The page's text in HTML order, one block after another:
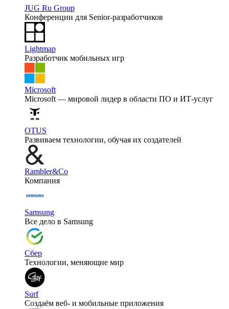
JUG Ru Group
Конференции для Senior-разработчиков
Lightmap
Разработчик мобильных игр
Microsoft
Microsoft — мировой лидер в области ПО и ИТ-услуг
OTUS
Развиваем технологии, обучая их создателей
Rambler&Co
Компания
Samsung
Все дело в Samsung
Сбер
Технологии, меняющие мир
Surf
Создаём веб- и мобильные приложения